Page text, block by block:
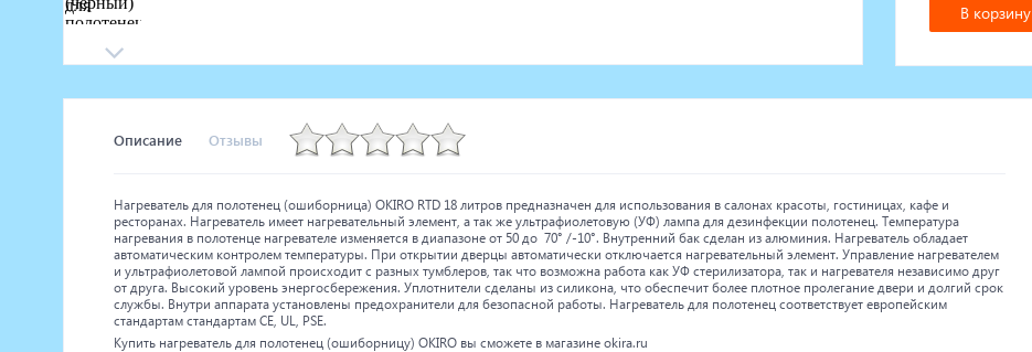
Оборудование для нейл-бара
В корзину
Описание Отзывы
Нагреватель для полотенец (ошиборница) OKIRO RTD 18 литров предназначен для использования в салонах красоты, гостиницах, кафе и
ресторанах. Нагреватель имеет нагревательный элемент, а так же ультрафиолетовую (УФ) лампа для дезинфекции полотенец. Температура
нагревания в полотенце нагревателе изменяется в диапазоне от 50 до 70° /-10°. Внутренний бак сделан из алюминия. Нагреватель обладает
автоматическим контролем температуры. При открытии дверцы автоматически отключается нагревательный элемент. Управление нагревателем
и ультрафиолетовой лампой происходит с разных тумблеров, так что возможна работа как УФ стерилизатора, так и нагревателя независимо друг
от друга. Высокий уровень энергосбережения. Уплотнители сделаны из силикона, что обеспечит более плотное пролегание двери и долгий срок
службы. Внутри аппарата установлены предохранители для безопасной работы. Нагреватель для полотенец соответствует европейским
стандартам стандартам CE, UL, PSE.
Купить нагреватель для полотенец (ошиборницу) OKIRO вы сможете в магазине okira.ru